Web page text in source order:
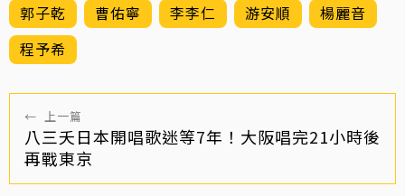
郭子乾 曹佑寧 李李仁 游安順
楊麗音
程予希
← 上一篇
八三夭日本開唱歌迷等7年！大阪唱完21小時後
再戰東京